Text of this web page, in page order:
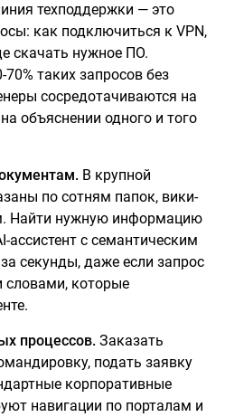
техподдержки — это
как подключиться к VPN,
скачать нужное ПО.
таких запросов без
сосредотачиваются на
объяснении одного и того
В крупной
по сотням папок, вики-
Найти нужную информацию
ассистент с семантическим
секунды, даже если запрос
словами, которые
процессов. Заказать
подать заявку
корпоративные
навигации по порталам и